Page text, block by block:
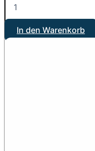
In den Warenkorb